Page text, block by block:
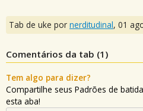
Tab de uke por nerditudinal, 01
Comentários da tab (1 )
Tem algo para dizer?
Compartilhe seus Padrões de
esta aba!